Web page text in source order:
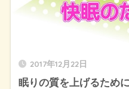
2017年12月22日
眠りの質を上げるため